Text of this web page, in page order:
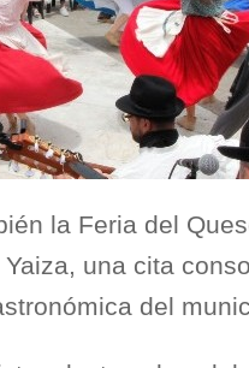
la Feria del
una cita
del